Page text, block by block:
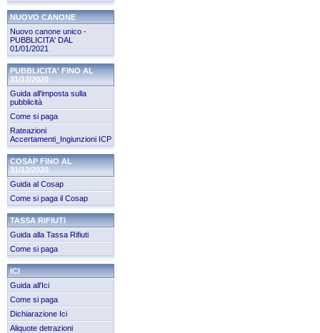
NUOVO CANONE
Nuovo canone unico -
PUBBLICITA' DAL
01/01/2021
PUBBLICITA' FINO AL
31/12/2020
Guida all'imposta sulla
pubblicità
Come si paga
Rateazioni
Accertamenti_Ingiunzioni ICP
COSAP FINO AL
31/12/2020
Guida al Cosap
Come si paga il Cosap
TASSA RIFIUTI
Guida alla Tassa Rifiuti
Come si paga
ICI
Guida all'Ici
Come si paga
Dichiarazione Ici
Aliquote detrazioni